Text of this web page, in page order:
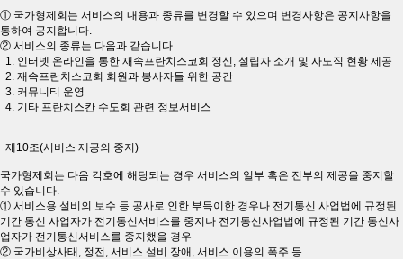
① 국가형제회는 서비스의 내용과 종류를 변경할 수 있으며 변경사항은 공지사항을
통하여 공지합니다.
② 서비스의 종류는 다음과 같습니다.
1. 인터넷 온라인을 통한 재속프란치스코회 정신, 설립자 소개 및 사도직 현황 제공
2. 재속프란치스코회 회원과 봉사자들 위한 공간
3. 커뮤니티 운영
4. 기타 프란치스칸 수도회 관련 정보서비스
제10조(서비스 제공의 중지)
국가형제회는 다음 각호에 해당되는 경우 서비스의 일부 혹은 전부의 제공을 중지할
수 있습니다.
① 서비스용 설비의 보수 등 공사로 인한 부득이한 경우나 전기통신 사업법에 규정된
기간 통신 사업자가 전기통신서비스를 중지나 전기통신사업법에 규정된 기간 통신사
업자가 전기통신서비스를 중지했을 경우
② 국가비상사태, 정전, 서비스 설비 장애, 서비스 이용의 폭주 등.